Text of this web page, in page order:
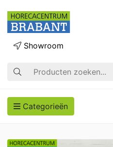
Zoek op
Showroom
Categorieën